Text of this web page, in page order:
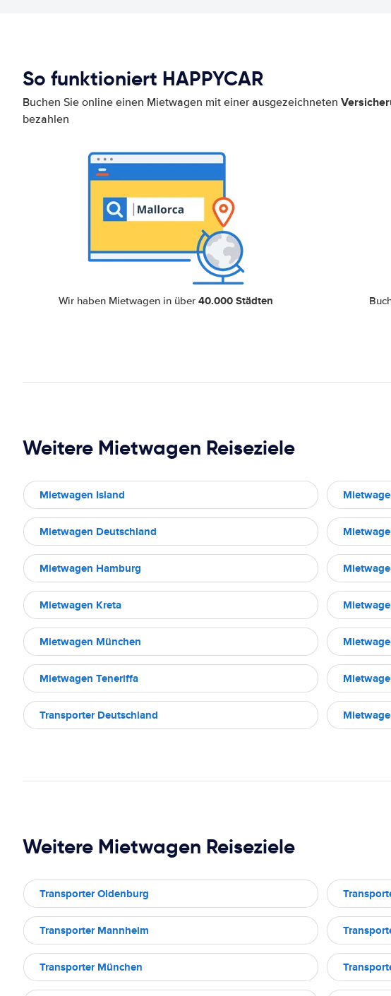
So funktioniert HAPPYCAR
Buchen Sie online einen Mietwagen mit einer ausgezeichneten
bezahlen
Wir haben Mietwagen in über40.000 Städten
Weitere Mietwagen Reiseziele
Mietwagen Island
Mietwagen Deutschland
Mietwagen Hamburg
Mietwagen Kreta
Mietwagen München
Mietwagen Teneriffa
Transporter Deutschland
Weitere Mietwagen Reiseziele
Transporter Oldenburg
Transporter Mannheim
Transporter München